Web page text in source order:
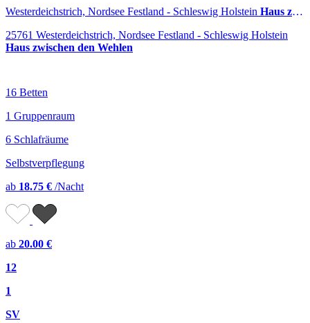
Westerdeichstrich, Nordsee Festland - Schleswig Holstein Haus zwischen den Wehlen
25761 Westerdeichstrich, Nordsee Festland - Schleswig Holstein
Haus zwischen den Wehlen
16 Betten
1 Gruppenraum
6 Schlafräume
Selbstverpflegung
ab 18.75 € /Nacht
ab 20.00 €
12
1
SV